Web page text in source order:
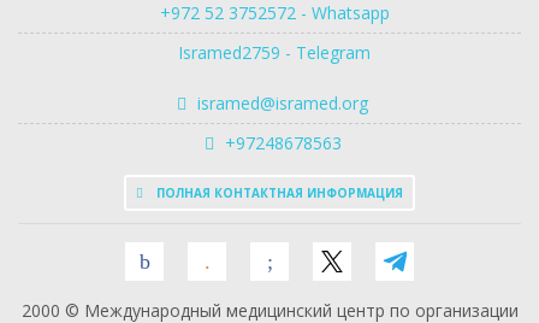
+972 52 3752572 - Whatsapp
Isramed2759 - Telegram
isramed@isramed.org
+97248678563
ПОЛНАЯ КОНТАКТНАЯ ИНФОРМАЦИЯ
2000 © Международный медицинский центр по организации